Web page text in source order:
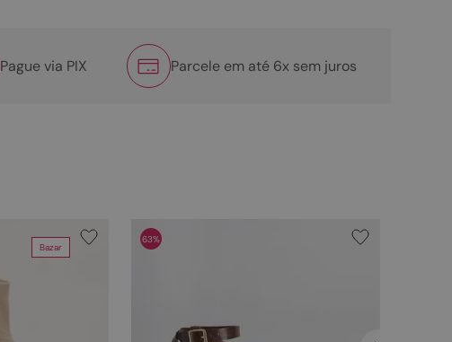
Pague via PIX Parcele em até 6x sem juros
Bazar
63%